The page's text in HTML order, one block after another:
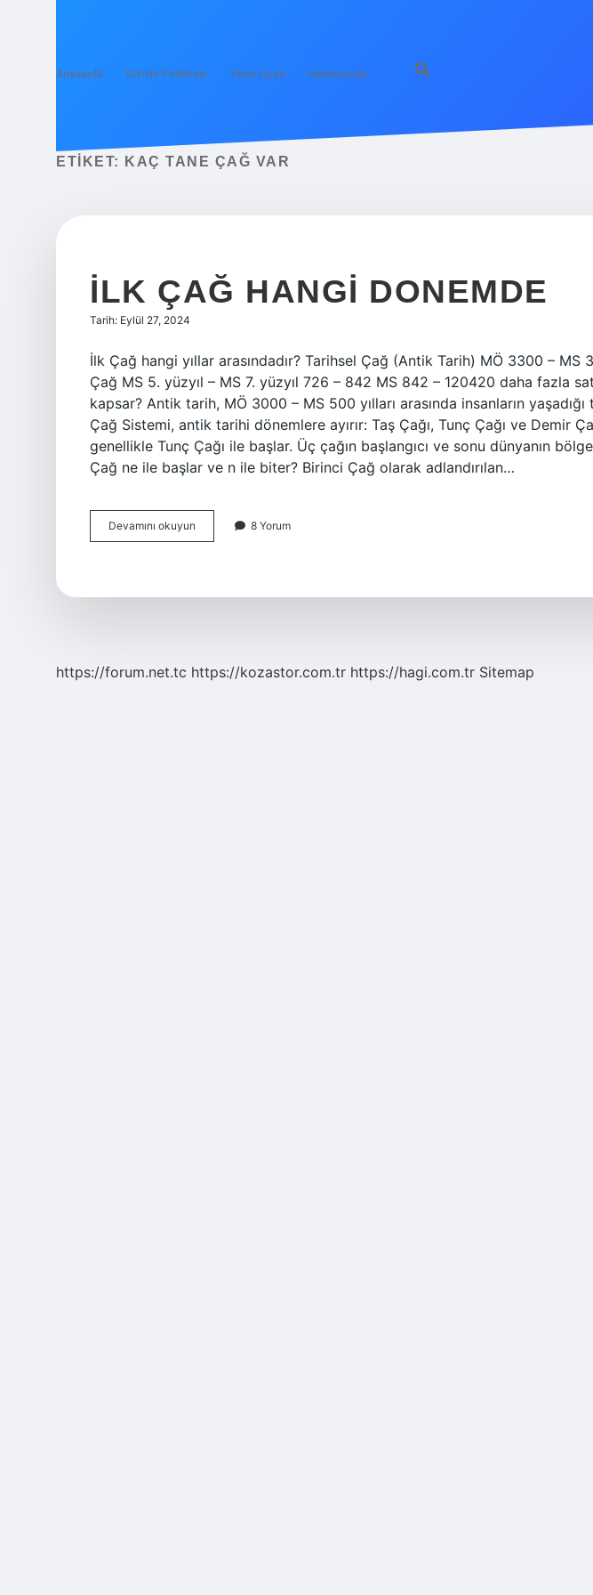
Anasayfa Gizlilik Politikası Yasal Uyarı Hakkımızda
ETIKET: KAÇ TANE ÇAĞ VAR
İLK ÇAĞ HANGI DONEMDE
Tarih: Eylül 27, 2024
İlk Çağ hangi yıllar arasındadır? Tarihsel Çağ (Antik Tarih) MÖ 3300 – MS
Çağ MS 5. yüzyıl – MS 7. yüzyıl 726 – 842 MS 842 – 120420 daha fazla
kapsar? Antik tarih, MÖ 3000 – MS 500 yılları arasında insanların yaşadığı
Çağ Sistemi, antik tarihi dönemlere ayırır: Taş Çağı, Tunç Çağı ve Demir
genellikle Tunç Çağı ile başlar. Üç çağın başlangıcı ve sonu dünyanın
Çağ ne ile başlar ve n ile biter? Birinci Çağ olarak adlandırılan…
Devamını okuyun
Çağ
8 Yorum
https://forum.net.tc https://kozastor.com.tr https://hagi.com.tr Sitemap